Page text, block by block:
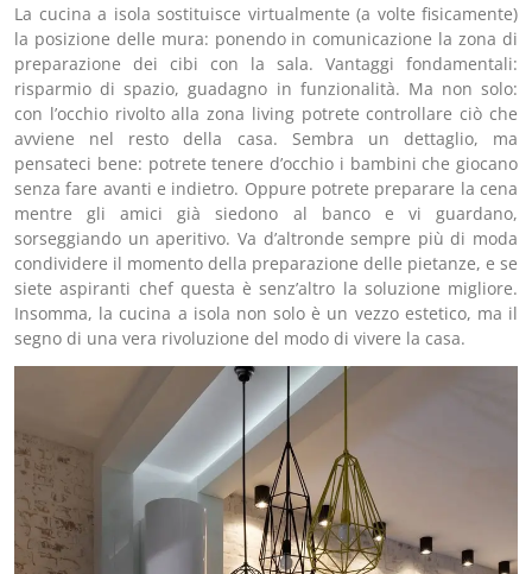
La cucina a isola sostituisce virtualmente (a volte fisicamente)
la posizione delle mura: ponendo in comunicazione la zona di
preparazione dei cibi con la sala. Vantaggi fondamentali:
risparmio di spazio, guadagno in funzionalità. Ma non solo:
con l’occhio rivolto alla zona living potrete controllare ciò che
avviene nel resto della casa. Sembra un dettaglio, ma
pensateci bene: potrete tenere d’occhio i bambini che giocano
senza fare avanti e indietro. Oppure potrete preparare la cena
mentre gli amici già siedono al banco e vi guardano,
sorseggiando un aperitivo. Va d’altronde sempre più di moda
condividere il momento della preparazione delle pietanze, e se
siete aspiranti chef questa è senz’altro la soluzione migliore.
Insomma, la cucina a isola non solo è un vezzo estetico, ma il
segno di una vera rivoluzione del modo di vivere la casa.